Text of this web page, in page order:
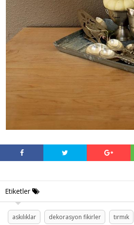
Etiketler
askılıklar dekorasyon fikirler tırmık